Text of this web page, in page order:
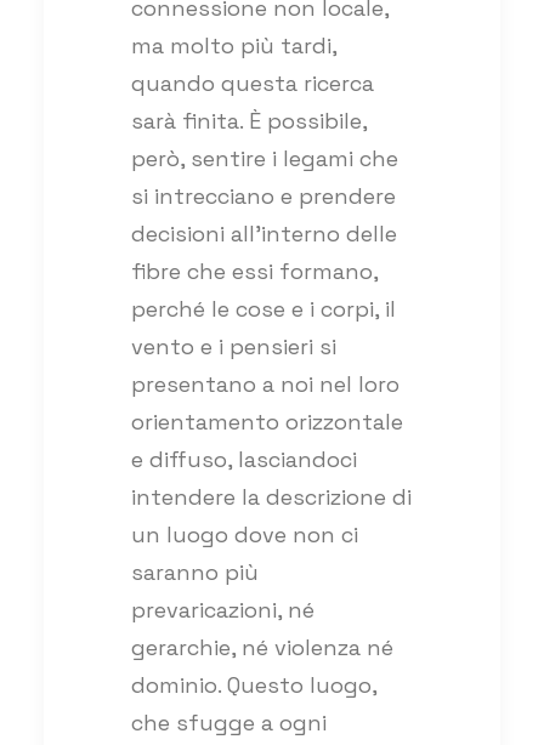
connessione non locale,
ma molto più tardi,
quando questa ricerca
sarà finita. È possibile,
però, sentire i legami che
si intrecciano e prendere
decisioni all’interno delle
fibre che essi formano,
perché le cose e i corpi, il
vento e i pensieri si
presentano a noi nel loro
orientamento orizzontale
e diffuso, lasciandoci
intendere la descrizione di
un luogo dove non ci
saranno più
prevaricazioni, né
gerarchie, né violenza né
dominio. Questo luogo,
che sfugge a ogni